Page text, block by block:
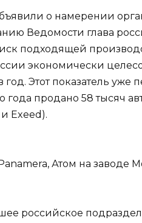
о намерении
Ведомости глава
подходящей
экономически
Этот показатель уже
года продано 58 тысяч
Exeed).
российское